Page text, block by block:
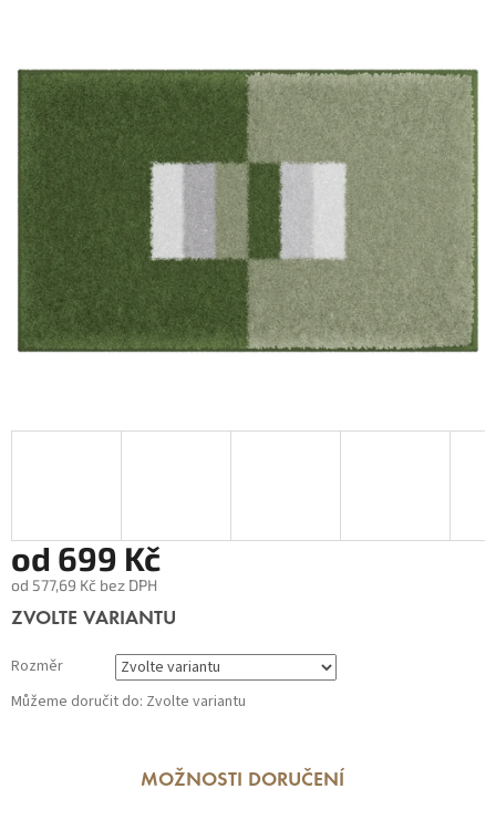
od 699 Kč
od 577,69 Kč bez DPH
Měrná
ZVOLTE VARIANTU
Rozměr
Můžeme doručit do: Zvolte variantu
MOŽNOSTI DORUČENÍ